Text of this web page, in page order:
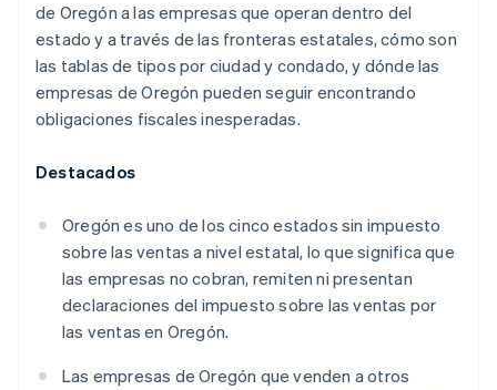
de Oregón a las empresas que operan dentro del
estado y a través de las fronteras estatales, cómo son
las tablas de tipos por ciudad y condado, y dónde las
empresas de Oregón pueden seguir encontrando
obligaciones fiscales inesperadas.
Destacados
Oregón es uno de los cinco estados sin impuesto
sobre las ventas a nivel estatal, lo que significa que
las empresas no cobran, remiten ni presentan
declaraciones del impuesto sobre las ventas por
las ventas en Oregón.
Las empresas de Oregón que venden a otros